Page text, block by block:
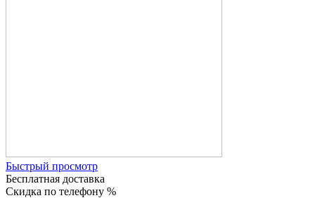
Быстрый просмотр
Бесплатная доставка
Скидка по телефону %